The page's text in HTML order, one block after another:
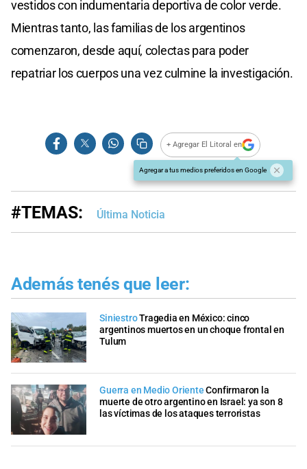
vestidos con indumentaria deportiva de color verde.
Mientras tanto, las familias de los argentinos
comenzaron, desde aquí, colectas para poder
repatriar los cuerpos una vez culmine la investigación.
+ Agregar El Litoral en
Agregar a tus medios preferidos en Google
#TEMAS: Última Noticia
Además tenés que leer:
SiniestroTragedia en México: cinco
argentinos muertos en un choque frontal en
Tulum
Guerra en Medio Oriente Confirmaron la
muerte de otro argentino en Israel: ya son 8
las víctimas de los ataques terroristas